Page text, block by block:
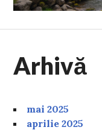
Arhivă
mai 2025
aprilie 2025